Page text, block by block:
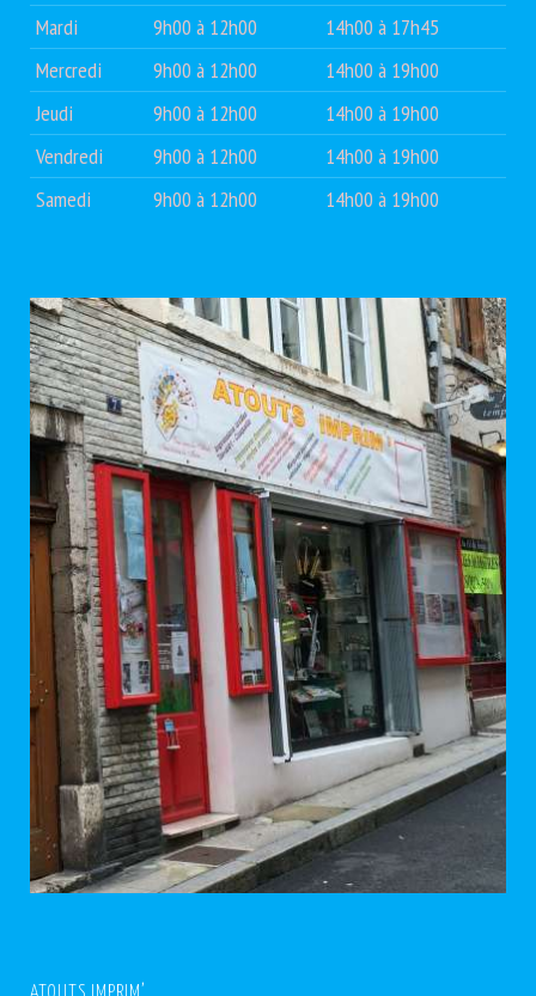
Mardi
9h00 à 12h00
14h00 à 17h45
Mercredi
9h00 à 12h00
14h00 à 19h00
Jeudi
9h00 à 12h00
14h00 à 19h00
Vendredi
9h00 à 12h00
14h00 à 19h00
Samedi
9h00 à 12h00 14h00 à 19h00